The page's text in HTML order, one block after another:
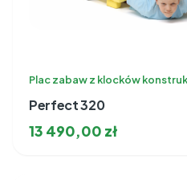
Plac zabaw z klocków
Perfect 320
13 490,00 zł